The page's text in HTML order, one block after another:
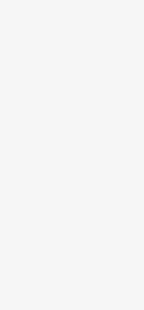
- Service